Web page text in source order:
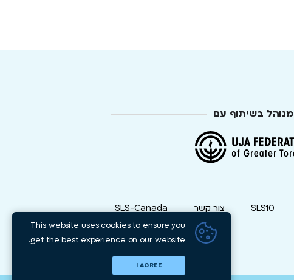
מנוהל בשיתוף עם
SLS10 צור קשר SLS-Canada
This website uses cookies to ensure you
get the best experience on our website.
I AGREE